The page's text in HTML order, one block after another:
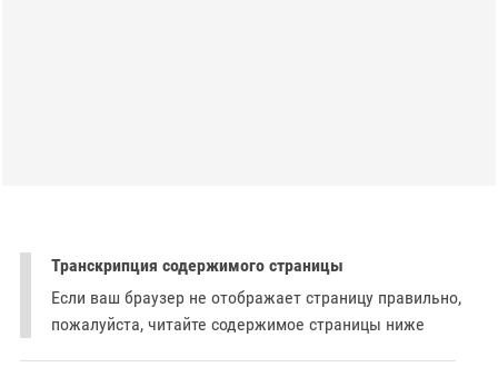
Транскрипция содержимого страницы
Если ваш браузер не отображает страницу правильно,
пожалуйста, читайте содержимое страницы ниже